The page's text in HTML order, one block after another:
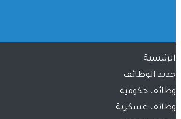
الرئيسية
جديد الوظائف
وظائف حكومية
وظائف عسكرية